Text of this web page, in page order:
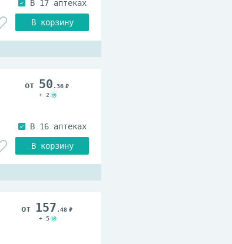
50 .36
+ 2
157 .48
+ 5